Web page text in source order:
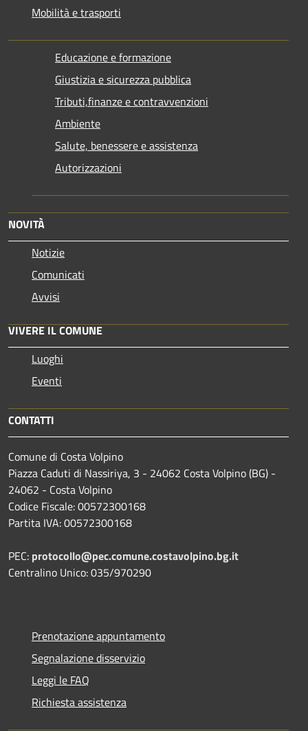
Mobilità e trasporti
Educazione e formazione
Giustizia e sicurezza pubblica
Tributi,finanze e contravvenzioni
Ambiente
Salute, benessere e assistenza
Autorizzazioni
NOVITÀ
Notizie
Comunicati
Avvisi
VIVERE IL COMUNE
Luoghi
Eventi
CONTATTI
Comune di Costa Volpino
Piazza Caduti di Nassiriya, 3 - 24062 Costa Volpino (BG) -
24062 - Costa Volpino
Codice Fiscale: 00572300168
Partita IVA: 00572300168
PEC: protocollo@pec.comune.costavolpino.bg.it
Centralino Unico: 035/970290
Prenotazione appuntamento
Segnalazione disservizio
Leggi le FAQ
Richiesta assistenza